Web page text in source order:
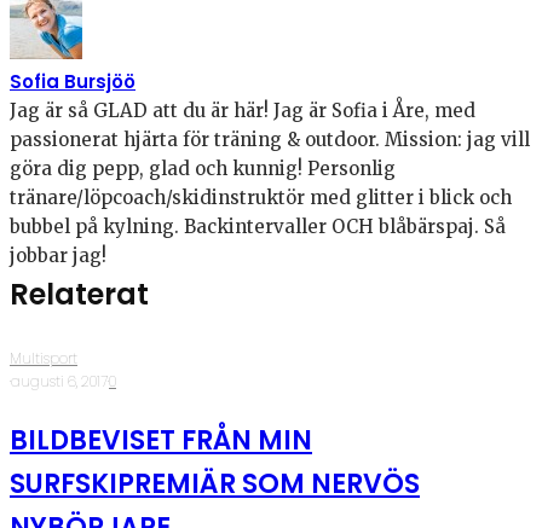
Sofia Bursjöö
Jag är så GLAD att du är här! Jag är Sofia i Åre, med
passionerat hjärta för träning & outdoor. Mission: jag vill
göra dig pepp, glad och kunnig! Personlig
tränare/löpcoach/skidinstruktör med glitter i blick och
bubbel på kylning. Backintervaller OCH blåbärspaj. Så
jobbar jag!
Relaterat
Multisport
·augusti 6, 2017·0
BILDBEVISET FRÅN MIN
SURFSKIPREMIÄR SOM NERVÖS